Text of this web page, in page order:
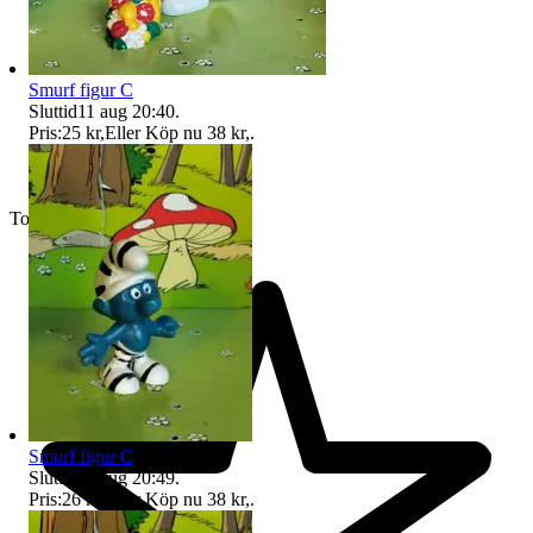
Toppsäljare
Smurf figur C
Sluttid11 aug 20:40.
Pris:25 kr,Eller Köp nu 38 kr,.
Smurf figur C
Sluttid
11 aug 20:49.
Pris:26 kr Eller Köp nu 38 kr,.